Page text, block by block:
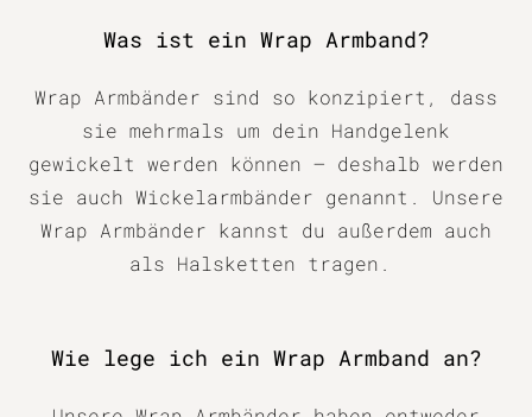
Was ist ein Wrap Armband?
Wrap Armbänder sind so konzipiert, dass
sie mehrmals um dein Handgelenk
gewickelt werden können – deshalb werden
sie auch Wickelarmbänder genannt. Unsere
Wrap Armbänder kannst du außerdem auch
als Halsketten tragen.
Wie lege ich ein Wrap Armband an?